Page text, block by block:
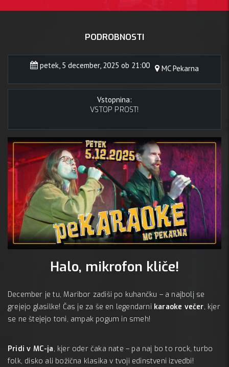
PODROBNOSTI
petek, 5 december, 2025 ob 21:00 MC Pekarna
Vstopnina:
VSTOP PROST!
Halo, mikrofon kliče!
December je tu, Maribor zadiši po kuhančku – a najbolj se
grejejo glasilke! Čas je za še en legendarni karaoke večer, kjer
se ne štejejo toni, ampak pogum in smeh!
Pridi v MC-ja, kjer oder čaka nate – pa naj bo to rock, turbo
folk, disko ali božična klasika v tvoji edinstveni izvedbi!